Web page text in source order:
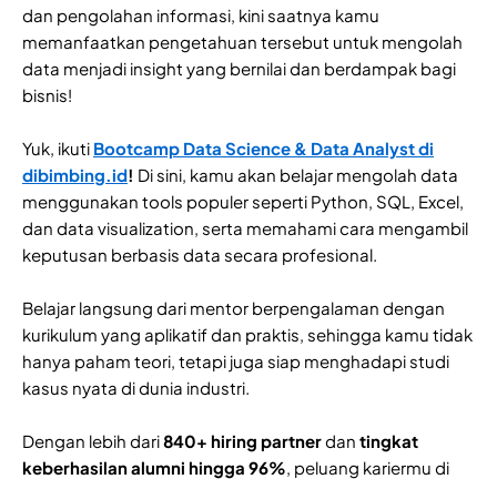
dan pengolahan informasi, kini saatnya kamu
memanfaatkan pengetahuan tersebut untuk mengolah
data menjadi insight yang bernilai dan berdampak bagi
bisnis!
Yuk, ikuti Bootcamp Data Science & Data Analyst di
dibimbing.id! Di sini, kamu akan belajar mengolah data
menggunakan tools populer seperti Python, SQL, Excel,
dan data visualization, serta memahami cara mengambil
keputusan berbasis data secara profesional.
Belajar langsung dari mentor berpengalaman dengan
kurikulum yang aplikatif dan praktis, sehingga kamu tidak
hanya paham teori, tetapi juga siap menghadapi studi
kasus nyata di dunia industri.
Dengan lebih dari840+ hiring partnerdan tingkat
keberhasilan alumni hingga 96%, peluang kariermu di